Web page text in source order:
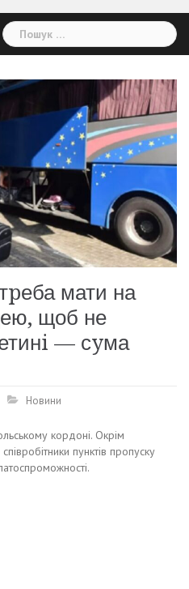
Пошук:
мати на
щоб не
— сyма
Новини
кордоні. Окрім
пунктів пропуску